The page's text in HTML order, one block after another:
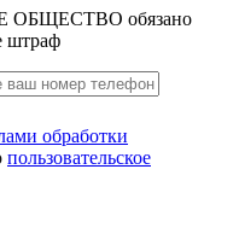
ОБЩЕСТВО обязано
штраф
обработки
пользовательское